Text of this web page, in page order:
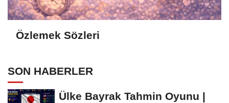
Özlemek Sözleri
SON HABERLER
Ülke Bayrak Tahmin Oyunu |